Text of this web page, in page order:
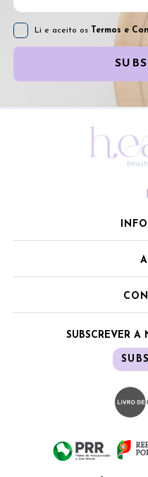
Li e aceito os Termos e
SUBSCREVER A